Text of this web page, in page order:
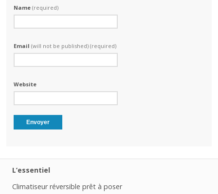
Name(required)
Email(will not be published) (required)
Website
L’essentiel
Climatiseur réversible prêt à poser